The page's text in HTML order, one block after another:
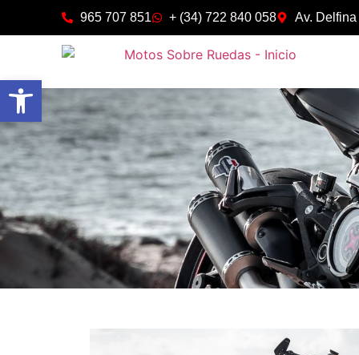
Abrir barra de herramientas
965 707 851 + (34) 722 840 058 Av.